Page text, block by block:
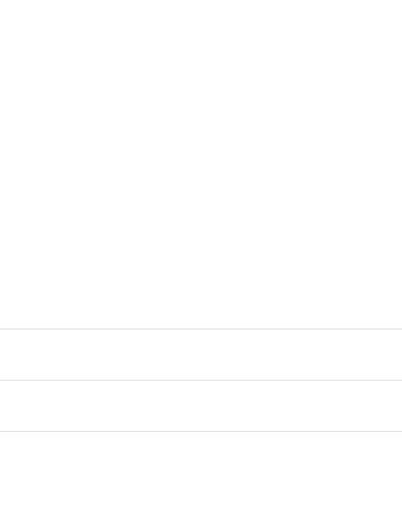
y pasos clave
prácticas
componentes clave
automatizaciones
hacer con las bases de datos de Confluence
de datos de Confluence